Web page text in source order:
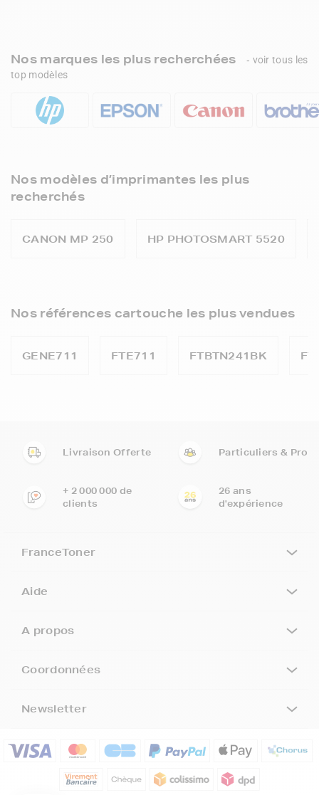
Nos marques les plus recherchées
- voir tous les
top modèles
Nos modèles d’imprimantes les plus
recherchés
CANON MP 250 HP PHOTOSMART 5520
Nos références cartouche les plus vendues
GENE711 FTE711 FTBTN241BK
Livraison Offerte Particuliers & Pro
+ 2 000 000 de
clients
26 ans
d'expérience
FranceToner
Aide
A propos
Coordonnées
Newsletter
Inscrivez-vous à notre newsletter, suivez notre actualité et